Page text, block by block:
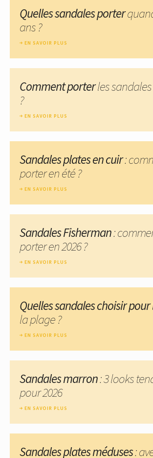
Quelles sandales porter
ans ?
EN SAVOIR PLUS
Comment porterles
?
EN SAVOIR PLUS
Sandales plates en cuir:
porter en été ?
EN SAVOIR PLUS
Sandales Fisherman:
porter en 2026 ?
EN SAVOIR PLUS
Quelles sandales choisir
la plage ?
EN SAVOIR PLUS
Sandales marron: 3 looks
pour 2026
EN SAVOIR PLUS
Sandales plates méduses: